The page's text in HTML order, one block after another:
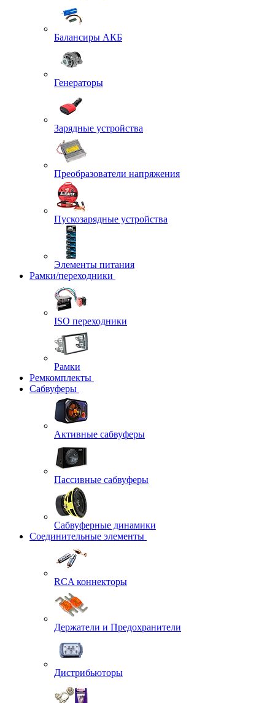
Балансиры АКБ
Генераторы
Зарядные устройства
Преобразователи напряжения
Пускозарядные устройства
Элементы питания
Рамки/переходники
ISO переходники
Рамки
Ремкомплекты
Сабвуферы
Активные сабвуферы
Пассивные сабвуферы
Сабвуферные динамики
Соединительные элементы
RCA коннекторы
Держатели и Предохранители
Дистрибьюторы